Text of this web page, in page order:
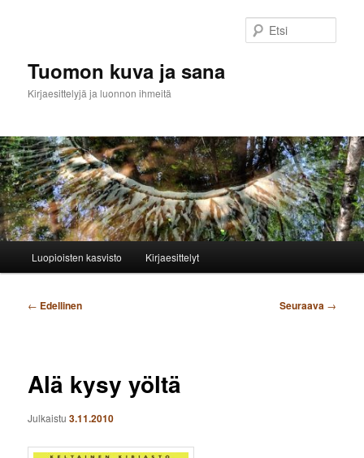
Tuomon kuva ja sana
Kirjaesittelyjä ja luonnon ihmeitä
Luopioisten kasvisto Kirjaesittelyt
Artikkelien
← Edellinen Seuraava →
Alä kysy yöltä
Julkaistu3.11.2010